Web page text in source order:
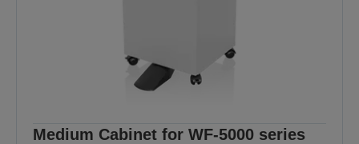
Medium Cabinet for WF-5000 series